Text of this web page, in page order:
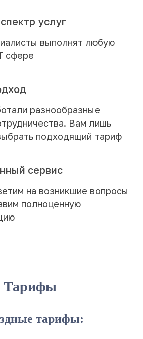
услуг
выполнят любую
сфере
разнообразные
Вам лишь
подходящий тариф
сервис
на возникшие вопросы
полноценную
Тарифы
тарифы: